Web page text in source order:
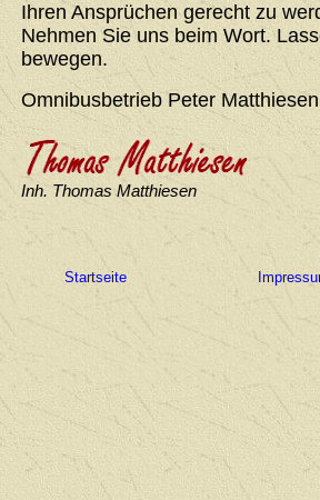
Ihren Ansprüchen gerecht zu
Nehmen Sie uns beim Wort.
bewegen.
Omnibusbetrieb Peter Matthiesen
Inh. Thomas Matthiesen
Startseite